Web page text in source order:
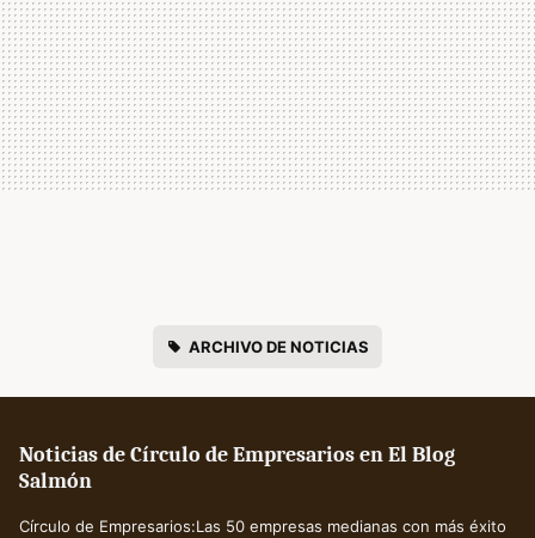
ARCHIVO DE NOTICIAS
Noticias de Círculo de Empresarios en El Blog
Salmón
Círculo de Empresarios:Las 50 empresas medianas con más éxito